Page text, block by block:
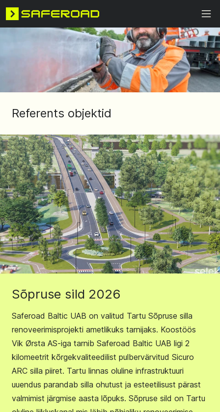
Referents objektid
Sõpruse sild 2026
Saferoad Baltic UAB on valitud Tartu Sõpruse silla
renoveerimisprojekti ametlikuks tarnijaks. Koostöös
Vik Ørsta AS-iga tarnib Saferoad Baltic UAB ligi 2
kilomeetrit kõrgekvaliteedilist pulbervärvitud Sicuro
ARC silla piiret. Tartu linnas oluline infrastruktuuri
uuendus parandab silla ohutust ja esteetilisust pärast
valmimist järgmise aasta lõpuks. Sõpruse sild on Tartu